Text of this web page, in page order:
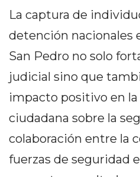
NOTICIAS
ROJAS
VIRTUAL
DE
ARRECIFES
NOTICIAS
ZÁRATE
La captura de
detención nacionales
San Pedro no solo
judicial sino que
impacto positivo en
ciudadana sobre la
colaboración entre la
fuerzas de seguridad